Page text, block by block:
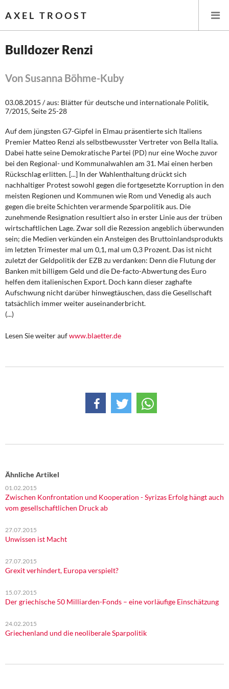
AXEL TROOST
Wirtschaftspolitik
Steuer- und Finanzpolitik
Öffentliche Infrastruktur und Daseinsvorsorge
Eurokrise und Griechenland
DIE LINKE
Weitere Themen
Memo-Gruppe
Institut Solidarische Moderne
Rosa-Luxemburg-Stiftung
Bulldozer Renzi
Von Susanna Böhme-Kuby
03.08.2015 / aus: Blätter für deutsche und internationale Politik,
7/2015, Seite 25-28
Auf dem jüngsten G7-Gipfel in Elmau präsentierte sich Italiens
Premier Matteo Renzi als selbstbewusster Vertreter von Bella Italia.
Dabei hatte seine Demokratische Partei (PD) nur eine Woche zuvor
bei den Regional- und Kommunalwahlen am 31. Mai einen herben
Rückschlag erlitten. [...] In der Wahlenthaltung drückt sich
nachhaltiger Protest sowohl gegen die fortgesetzte Korruption in den
meisten Regionen und Kommunen wie Rom und Venedig als auch
gegen die breite Schichten verarmende Sparpolitik aus. Die
zunehmende Resignation resultiert also in erster Linie aus der trüben
wirtschaftlichen Lage. Zwar soll die Rezession angeblich überwunden
sein; die Medien verkünden ein Ansteigen des Bruttoinlandsprodukts
im letzten Trimester mal um 0,1, mal um 0,3 Prozent. Das ist nicht
zuletzt der Geldpolitik der EZB zu verdanken: Denn die Flutung der
Banken mit billigem Geld und die De-facto-Abwertung des Euro
helfen dem italienischen Export. Doch kann dieser zaghafte
Aufschwung nicht darüber hinwegtäuschen, dass die Gesellschaft
tatsächlich immer weiter auseinanderbricht.
(...)
Lesen Sie weiter aufwww.blaetter.de
Ähnliche Artikel
01.02.2015
Zwischen Konfrontation und Kooperation - Syrizas Erfolg hängt auch
vom gesellschaftlichen Druck ab
27.07.2015
Unwissen ist Macht
27.07.2015
Grexit verhindert, Europa verspielt?
15.07.2015
Der griechische 50 Milliarden-Fonds – eine vorläufige Einschätzung
24.02.2015
Griechenland und die neoliberale Sparpolitik